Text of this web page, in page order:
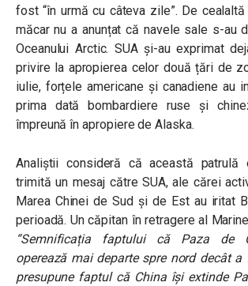
fost “în urmă cu câteva zile”. De
măcar nu a anunțat că navele sale s-au
Oceanului Arctic. SUA și-au exprimat
privire la apropierea celor două țări de
iulie, forțele americane și canadiene au
prima dată bombardiere ruse și
împreună în apropiere de Alaska.
Analiștii consideră că această
trimită un mesaj către SUA, ale cărei
Marea Chinei de Sud și de Est au iritat
perioadă. Un căpitan în retragere al
“Semnificația faptului că Paza de
operează mai departe spre nord decât a
presupune faptul că China își extinde